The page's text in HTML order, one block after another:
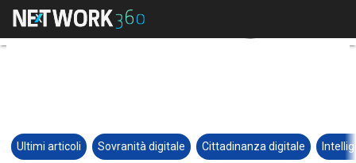
Ultimi articoli Sovranità digitale Cittadinanza digitale